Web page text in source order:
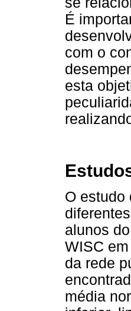
É
com o
esta
O estudo
alunos
WISC
da rede
média